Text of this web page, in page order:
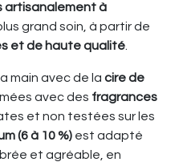
artisanalement à
grand soin, à partir de
et de haute qualité
main avec de la cire de
avec des fragrances
et non testées sur les
(6 à 10 %) est adapté
et agréable, en